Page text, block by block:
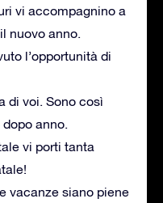
vi accompagnino a
nuovo anno.
l’opportunità di
di voi. Sono così
anno.
vi porti tanta
vacanze siano piene